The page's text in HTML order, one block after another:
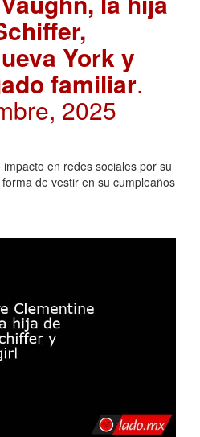
York y
familiar.
2025
en redes sociales por su
de vestir en su cumpleaños